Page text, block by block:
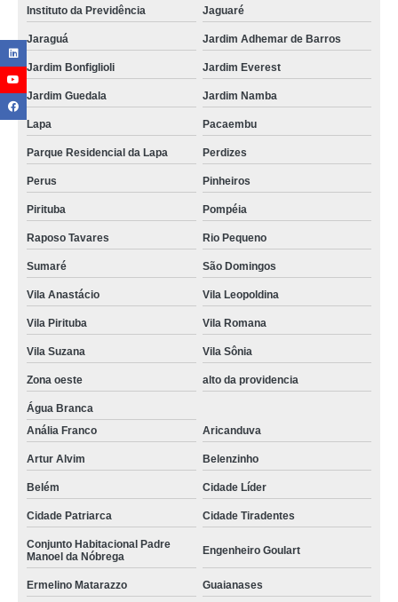
Instituto da Previdência Jaguaré
Jaraguá Jardim Adhemar de Barros
Jardim Bonfiglioli Jardim Everest
Jardim Guedala Jardim Namba
Lapa Pacaembu
Parque Residencial da Lapa Perdizes
Perus Pinheiros
Pirituba Pompéia
Raposo Tavares Rio Pequeno
Sumaré São Domingos
Vila Anastácio Vila Leopoldina
Vila Pirituba Vila Romana
Vila Suzana Vila Sônia
Zona oeste alto da providencia
Água Branca
Anália Franco
Aricanduva
Artur Alvim Belenzinho
Belém Cidade Líder
Cidade Patriarca Cidade Tiradentes
Conjunto Habitacional Padre
Manoel da Nóbrega
Engenheiro Goulart
Ermelino Matarazzo Guaianases